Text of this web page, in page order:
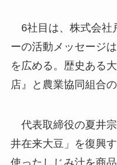
6社目は、株式会社
ーの活動メッセージ
を広める。歴史ある
店』と農業協同組合
代表取締役の夏井
井在来大豆」を復興
使ったしじみ汁を商